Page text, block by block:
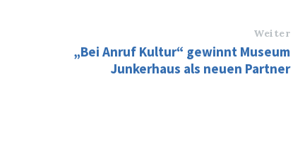
Weiter
„Bei Anruf Kultur“ gewinnt Museum
Junkerhaus als neuen Partner